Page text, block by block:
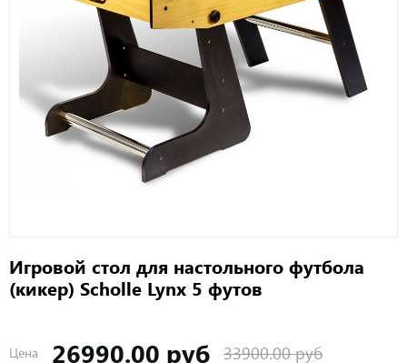
Игровой стол для настольного футбола
(кикер) Scholle Lynx 5 футов
Цена 26990.00 руб 33900.00 руб